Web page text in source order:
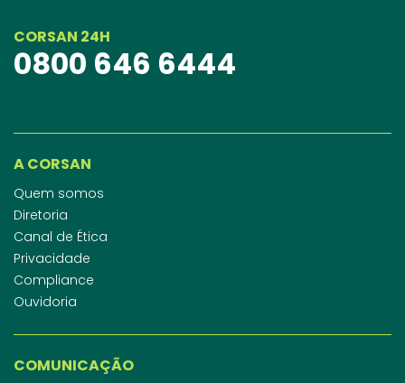
CORSAN 24H
0800 646 6444
A CORSAN
Quem somos
Diretoria
Canal de Ética
Privacidade
Compliance
Ouvidoria
COMUNICAÇÃO